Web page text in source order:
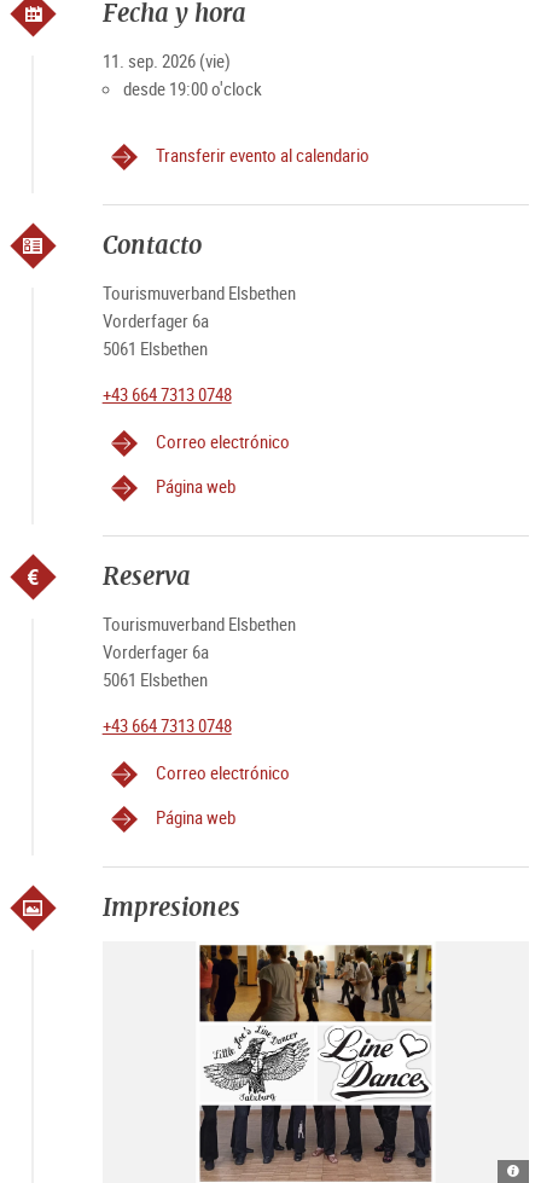
Fecha y hora
11. sep. 2026 (vie)
desde 19:00 o'clock
Transferir evento al calendario
Contacto
Tourismuverband Elsbethen
Vorderfager 6a
5061 Elsbethen
+43 664 7313 0748
Correo electrónico
Página web
Reserva
Tourismuverband Elsbethen
Vorderfager 6a
5061 Elsbethen
+43 664 7313 0748
Correo electrónico
Página web
Impresiones